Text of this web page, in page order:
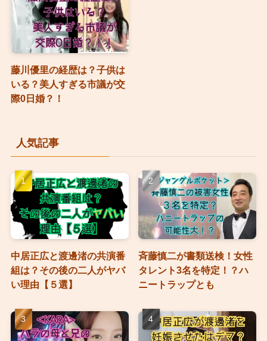
藤川優里の経歴は？子供は
いる？美人すぎる市議が交
際0日婚？！
人気記事
中居正広と渡邊渚の共演番
組は？その後の二人がヤバ
い理由【５選】
斉藤慎二が書類送検！女性
タレント3名を特定！？ハ
ニートラップとも